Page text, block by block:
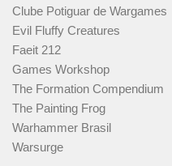
Clube Potiguar de Wargames
Evil Fluffy Creatures
Faeit 212
Games Workshop
The Formation Compendium
The Painting Frog
Warhammer Brasil
Warsurge